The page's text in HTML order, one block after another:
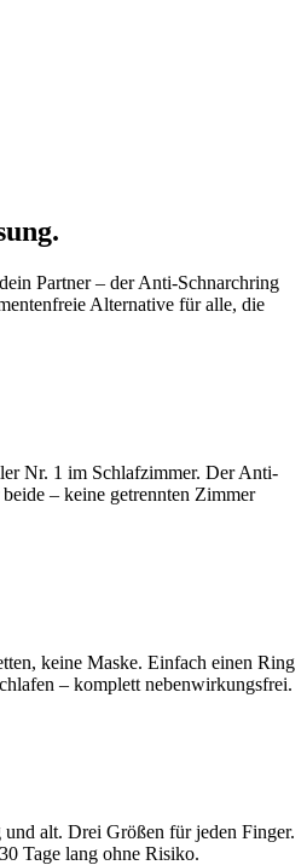
Partner – der Anti-Schnarchring
Alternative für alle, die
Nr. 1 im Schlafzimmer. Der Anti-
– keine getrennten Zimmer
keine Maske. Einfach einen Ring
– komplett nebenwirkungsfrei.
alt. Drei Größen für jeden Finger.
Tage lang ohne Risiko.